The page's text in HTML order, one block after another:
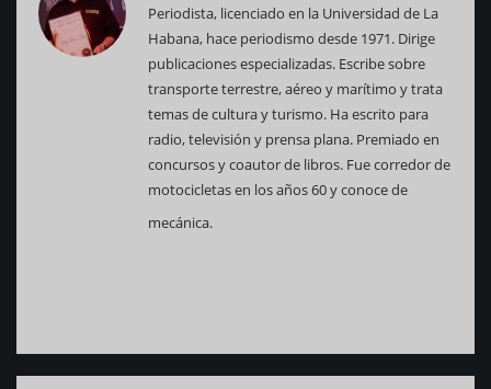
Periodista, licenciado en la Universidad de La
Habana, hace periodismo desde 1971. Dirige
publicaciones especializadas. Escribe sobre
transporte terrestre, aéreo y marítimo y trata
temas de cultura y turismo. Ha escrito para
radio, televisión y prensa plana. Premiado en
concursos y coautor de libros. Fue corredor de
motocicletas en los años 60 y conoce de
mecánica.